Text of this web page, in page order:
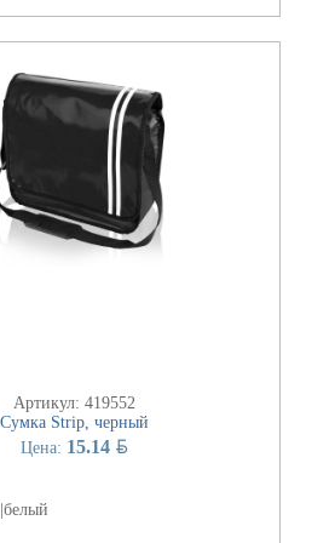
Артикул: 419552
Сумка Strip, черный
Цена: 15.14 BYN